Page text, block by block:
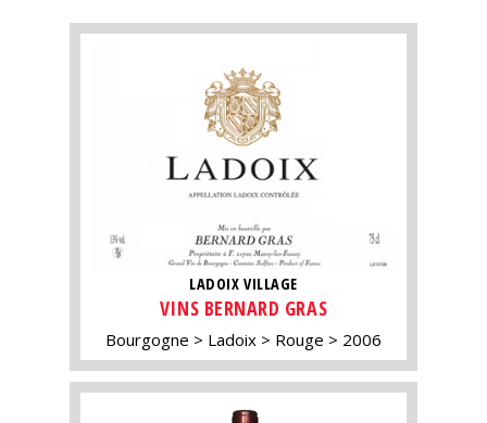
LADOIX VILLAGE
VINS BERNARD GRAS
Bourgogne Ladoix Rouge 2006